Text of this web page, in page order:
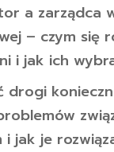
a zarządca
– czym się
i jak ich
drogi
i jak je